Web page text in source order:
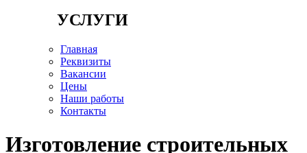
УСЛУГИ
Главная
Реквизиты
Вакансии
Цены
Наши работы
Контакты
Изготовление строительных